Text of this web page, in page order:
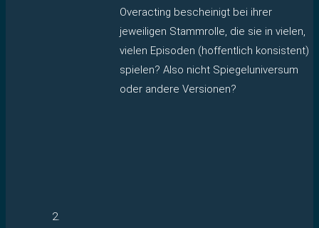
Overacting bescheinigt bei ihrer
jeweiligen Stammrolle, die sie in vielen,
vielen Episoden (hoffentlich konsistent)
spielen? Also nicht Spiegeluniversum
oder andere Versionen?